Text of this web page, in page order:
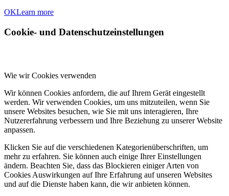
OKLearn more
Cookie- und Datenschutzeinstellungen
Wie wir Cookies verwenden
Wir können Cookies anfordern, die auf Ihrem Gerät eingestellt
werden. Wir verwenden Cookies, um uns mitzuteilen, wenn Sie
unsere Websites besuchen, wie Sie mit uns interagieren, Ihre
Nutzererfahrung verbessern und Ihre Beziehung zu unserer Website
anpassen.
Klicken Sie auf die verschiedenen Kategorienüberschriften, um
mehr zu erfahren. Sie können auch einige Ihrer Einstellungen
ändern. Beachten Sie, dass das Blockieren einiger Arten von
Cookies Auswirkungen auf Ihre Erfahrung auf unseren Websites
und auf die Dienste haben kann, die wir anbieten können.